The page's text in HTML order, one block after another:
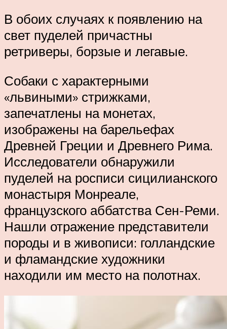
В обоих случаях к появлению на
свет пуделей причастны
ретриверы, борзые и легавые.
Собаки с характерными
«львиными» стрижками,
запечатлены на монетах,
изображены на барельефах
Древней Греции и Древнего Рима.
Исследователи обнаружили
пуделей на росписи сицилианского
монастыря Монреале,
французского аббатства Сен-Реми.
Нашли отражение представители
породы и в живописи: голландские
и фламандские художники
находили им место на полотнах.